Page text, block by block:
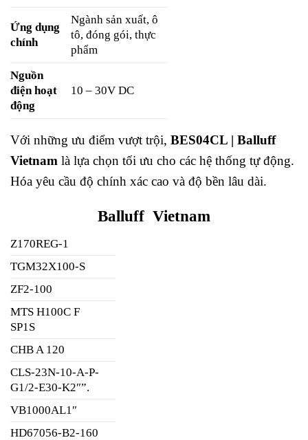
Ứng dụng
chính
Ngành sản xuất, ô
tô, đóng gói, thực
phẩm
Nguồn
điện hoạt
động
10 – 30V DC
Với những ưu điểm vượt trội, BES04CL | Balluff
Vietnam là lựa chọn tối ưu cho các hệ thống tự động.
Hóa yêu cầu độ chính xác cao và độ bền lâu dài.
Balluff Vietnam
Z170REG-1
TGM32X100-S
ZF2-100
MTS H100C F
SP1S
CHB A 120
CLS-23N-10-A-P-
G1/2-E30-K2″”.
VB1000AL1″
HD67056-B2-160